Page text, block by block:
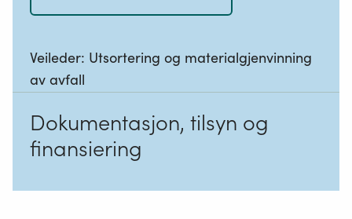
Veileder: Utsortering og materialgjenvinning
av avfall
Dokumentasjon, tilsyn og
finansiering